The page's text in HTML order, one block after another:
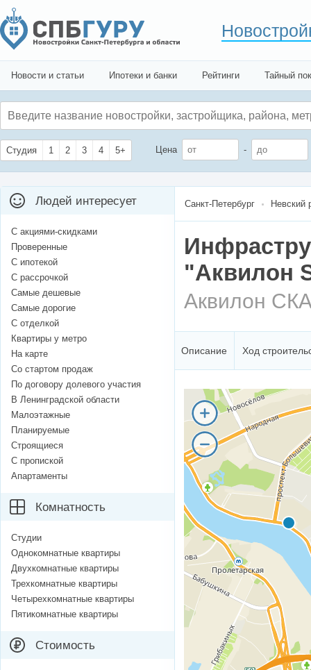
Новости и статьи Ипотеки и банки Рейтинги Тайный
Студия 1 2 3 4 5+ Цена -
Санкт-Петербург Невский
"Аквилон
Аквилон
Описание Ход
Людей интересует
С акциями-скидками
Проверенные
С ипотекой
С рассрочкой
Самые дешевые
Самые дорогие
С отделкой
Квартиры у метро
На карте
Со стартом продаж
По договору долевого участия
В Ленинградской области
Малоэтажные
Планируемые
Строящиеся
С пропиской
Апартаменты
Комнатность
Студии
Однокомнатные квартиры
Двухкомнатные квартиры
Трехкомнатные квартиры
Четырехкомнатные квартиры
Пятикомнатные квартиры
Стоимость